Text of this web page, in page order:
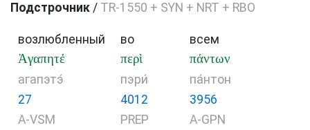
Подстрочник / TR-1550 + SYN + NRT + RBO
возлюбленный
Ἀγαπητέ
агапэтэ́
27
A-VSM
во
περὶ
пэри́
4012
PREP
всем
πάντων
па́нтон
3956
A-GPN